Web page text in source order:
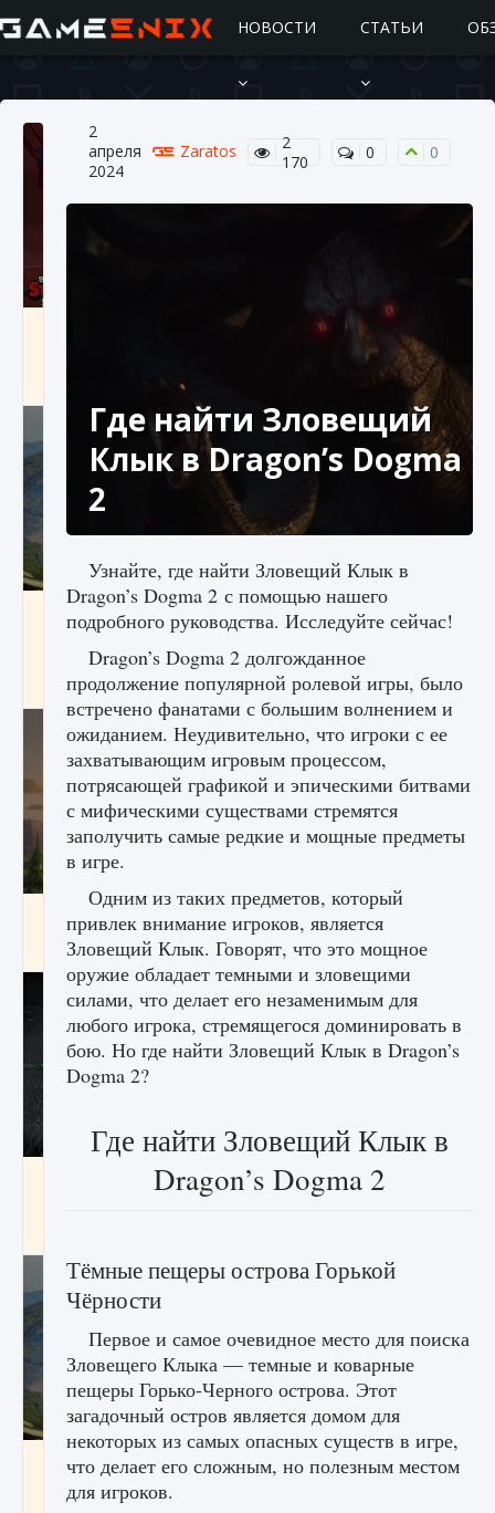
НОВОСТИ СТАТЬИ
Подробное руководство по получению
Как исправить ошибку Palworld «Идет
сохранение мира — Невозможно начать
сохранение данных мира»
9 августа 2024 2 511 0 0
Как заработать медали лиги Clash of Clans
9 августа 2024 2 599 0 1
лицензии, лиги, команды и стадионы в EA
Как исправить ошибку Palworld EPalworld
«Идет сохранение мира — Невозможно
начать сохранение данных мира»
2
апреля
2024
Zaratos
2
170
0 0
Где найти Зловещий
Клык в Dragon’s Dogma
2
Узнайте, где найти Зловещий Клык в
Dragon’s Dogma 2 с помощью нашего
подробного руководства. Исследуйте сейчас!
Dragon’s Dogma 2 долгожданное
продолжение популярной ролевой игры, было
встречено фанатами с большим волнением и
ожиданием. Неудивительно, что игроки с ее
захватывающим игровым процессом,
потрясающей графикой и эпическими битвами
с мифическими существами стремятся
заполучить самые редкие и мощные предметы
в игре.
Одним из таких предметов, который
привлек внимание игроков, является
Зловещий Клык. Говорят, что это мощное
оружие обладает темными и зловещими
силами, что делает его незаменимым для
любого игрока, стремящегося доминировать в
бою. Но где найти Зловещий Клык в Dragon’s
Dogma 2?
Где найти Зловещий Клык в
Dragon’s Dogma 2
Тёмные пещеры острова Горькой
Чёрности
Первое и самое очевидное место для поиска
Зловещего Клыка — темные и коварные
пещеры Горько-Черного острова. Этот
загадочный остров является домом для
некоторых из самых опасных существ в игре,
что делает его сложным, но полезным местом
для игроков.